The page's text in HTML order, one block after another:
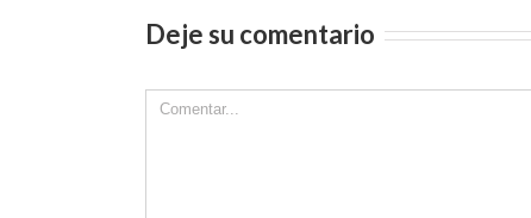
Deje su comentario
Comment